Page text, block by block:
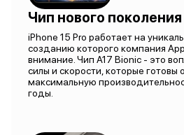
Чип нового поколения
iPhone 15 Pro работает на
созданию которого компания
внимание. Чип A17 Bionic - это
силы и скорости, которые готовы
максимальную
годы.